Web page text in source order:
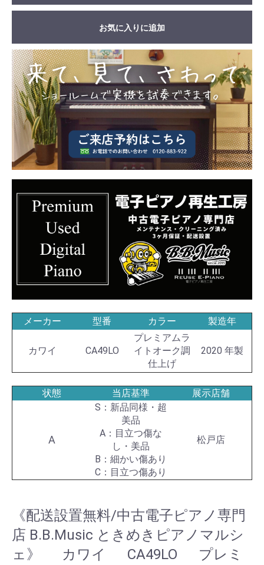
お気に入りに追加
メーカー 型番 カラー 製造年
カワイ CA49LO
プレミアムラ
イトオーク調
仕上げ
2020 年製
状態 当店基準 展示店舗
A
S：新品同様・超
美品
A：目立つ傷な
し・美品
B：細かい傷あり
C：目立つ傷あり
松戸店
《配送設置無料/中古電子ピアノ専門
店 B.B.Music ときめきピアノマルシ
ェ》 カワイ CA49LO プレミ